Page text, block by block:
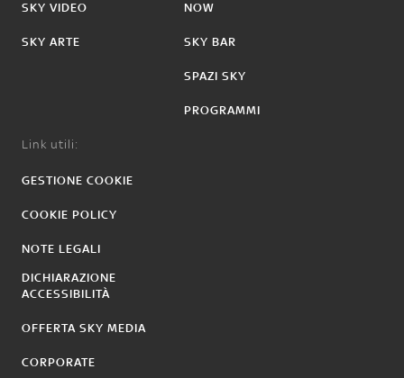
SKY VIDEO
SKY ARTE
NOW
SKY BAR
SPAZI SKY
PROGRAMMI
Link utili:
GESTIONE COOKIE
COOKIE POLICY
NOTE LEGALI
DICHIARAZIONE
ACCESSIBILITÀ
OFFERTA SKY MEDIA
CORPORATE